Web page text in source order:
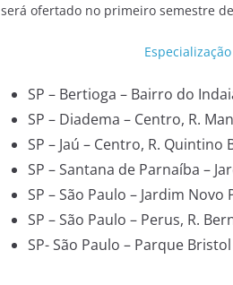
será ofertado no primeiro semestre
SP – Bertioga – Bairro do
SP – Diadema – Centro, R.
SP – Jaú – Centro, R. Quintino
SP – Santana de Parnaíba –
SP – São Paulo – Jardim
SP – São Paulo – Perus, R.
SP- São Paulo – Parque